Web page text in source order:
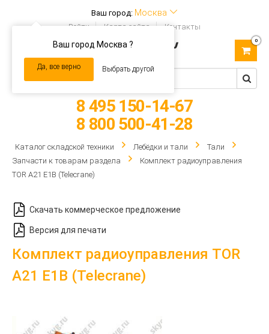
Ваш город: Москва
Ваш город Москва ?
Да, все верно Выбрать другой
Войти Карта сайта Контакты
navigation
0
8 495 150-14-67
8 800 500-41-28
Каталог складской техники Лебёдки и тали
Тали
Запчасти к товарам раздела
Комплект радиоуправления
TOR A21 E1B (Telecrane)
Скачать коммерческое предложение
Версия для печати
Комплект радиоуправления TOR
A21 E1B (Telecrane)